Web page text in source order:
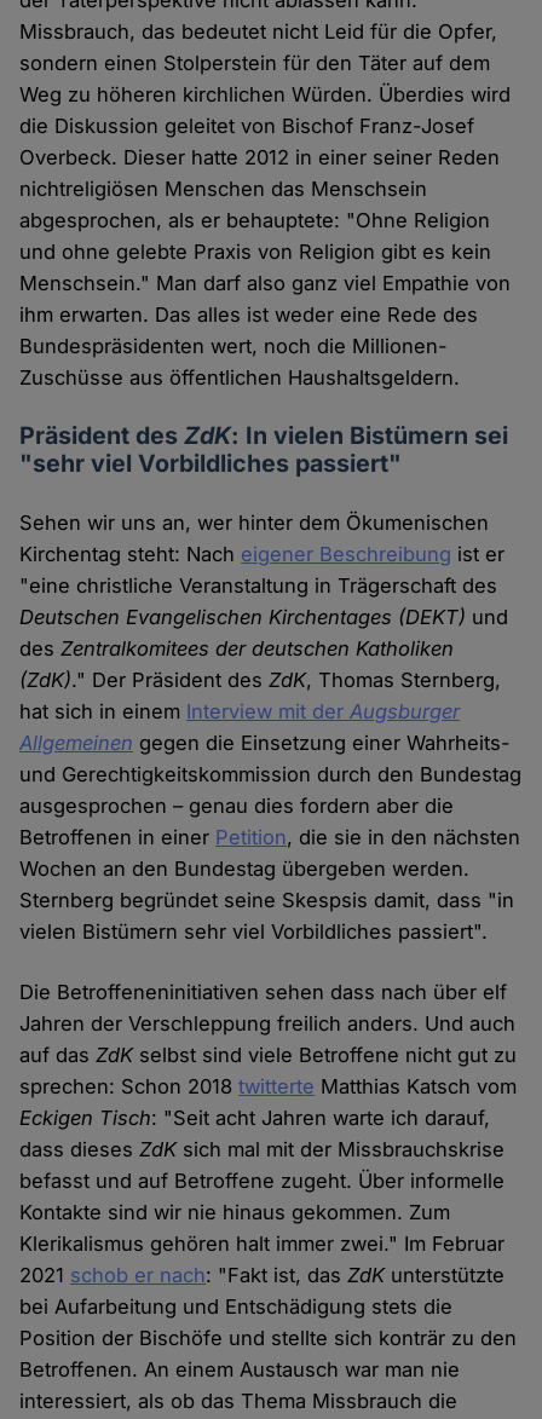
Missbrauch, das bedeutet nicht Leid für die Opfer,
sondern einen Stolperstein für den Täter auf dem
Weg zu höheren kirchlichen Würden. Überdies wird
die Diskussion geleitet von Bischof Franz-Josef
Overbeck. Dieser hatte 2012 in einer seiner Reden
nichtreligiösen Menschen das Menschsein
abgesprochen, als er behauptete: "Ohne Religion
und ohne gelebte Praxis von Religion gibt es kein
Menschsein." Man darf also ganz viel Empathie von
ihm erwarten. Das alles ist weder eine Rede des
Bundespräsidenten wert, noch die Millionen-
Zuschüsse aus öffentlichen Haushaltsgeldern.
Präsident desZdK: In vielen Bistümern sei
"sehr viel Vorbildliches passiert"
Sehen wir uns an, wer hinter dem Ökumenischen
Kirchentag steht: Nach eigener Beschreibung ist er
"eine christliche Veranstaltung in Trägerschaft des
Deutschen Evangelischen Kirchentages (DEKT) und
desZentralkomitees der deutschen Katholiken
(ZdK)." Der Präsident desZdK, Thomas Sternberg,
hat sich in einem Interview mit derAugsburger
Allgemeinen gegen die Einsetzung einer Wahrheits-
und Gerechtigkeitskommission durch den Bundestag
ausgesprochen – genau dies fordern aber die
Betroffenen in einer Petition, die sie in den nächsten
Wochen an den Bundestag übergeben werden.
Sternberg begründet seine Skespsis damit, dass "in
vielen Bistümern sehr viel Vorbildliches passiert".
Die Betroffeneninitiativen sehen dass nach über elf
Jahren der Verschleppung freilich anders. Und auch
auf dasZdK selbst sind viele Betroffene nicht gut zu
sprechen: Schon 2018twitterte Matthias Katsch vom
Eckigen Tisch: "Seit acht Jahren warte ich darauf,
dass diesesZdK sich mal mit der Missbrauchskrise
befasst und auf Betroffene zugeht. Über informelle
Kontakte sind wir nie hinaus gekommen. Zum
Klerikalismus gehören halt immer zwei." Im Februar
2021 schob er nach: "Fakt ist, dasZdKunterstützte
bei Aufarbeitung und Entschädigung stets die
Position der Bischöfe und stellte sich konträr zu den
Betroffenen. An einem Austausch war man nie
interessiert, als ob das Thema Missbrauch die